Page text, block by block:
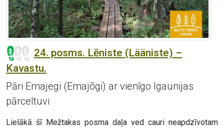
24. posms. Lēniste (Lääniste) –
Kavastu.
Pāri Emajegi (Emajõgi) ar vienīgo Igaunijas
pārceltuvi
Lielākā šī Mežtakas posma daļa ved cauri neapdzīvotam